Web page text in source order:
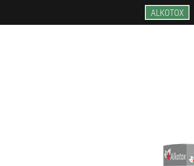
ALKOTOX